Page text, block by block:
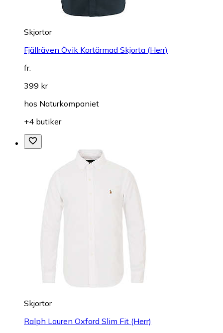
Skjortor
Fjällräven Övik Kortärmad Skjorta (Herr)
fr.
399 kr
hos Naturkompaniet
+4 butiker
Skjortor
Ralph Lauren Oxford Slim Fit (Herr)